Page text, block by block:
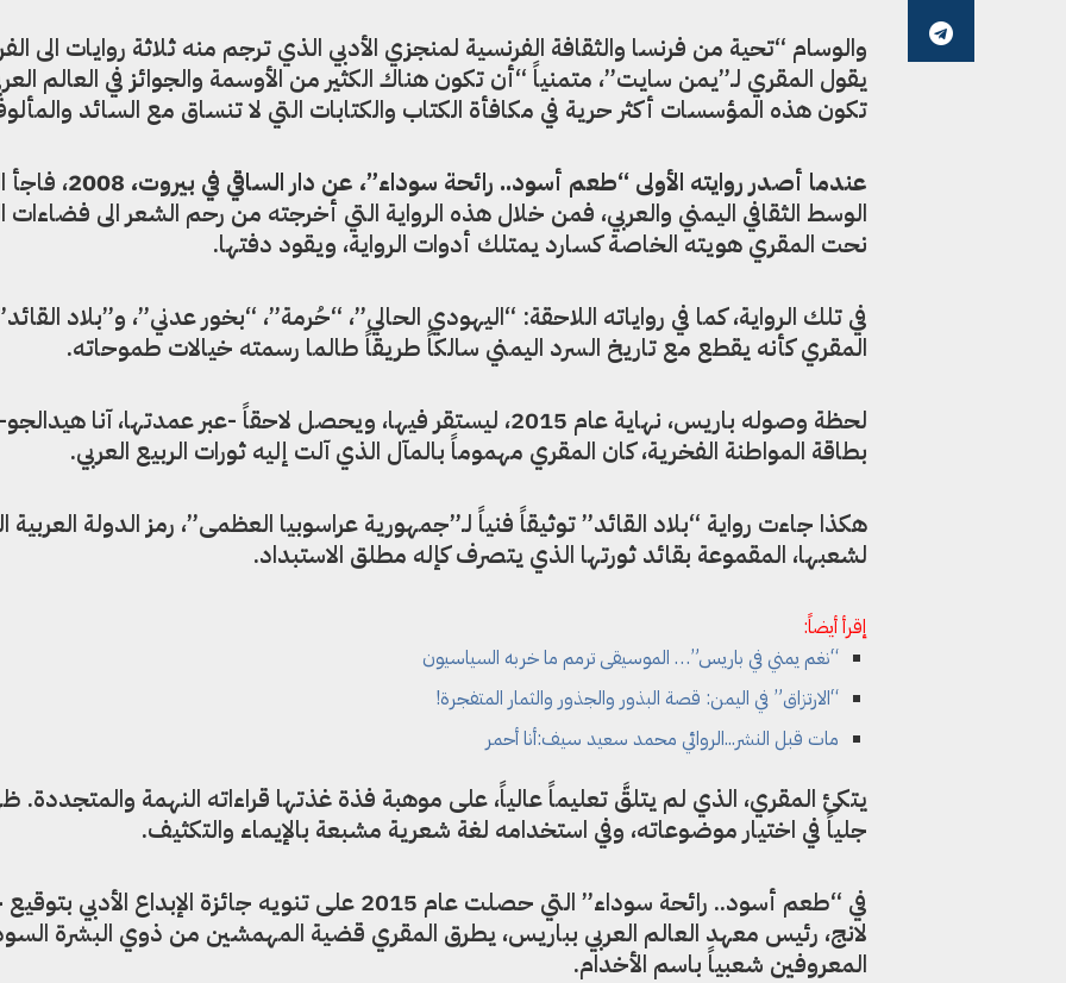
والوسام “تحية من فرنسا والثقافة الفرنسية لمنجزي الأدبي الذي ترجم منه ثلاثة روايات الى
يقول المقري لـ”يمن سايت”، متمنياً “أن تكون هناك الكثير من الأوسمة والجوائز في العالم
تكون هذه المؤسسات أكثر حرية في مكافأة الكتاب والكتابات التي لا تنساق مع السائد
عندما أصدر روايته الأولى “طعم أسود.. رائحة سوداء”، عن دار الساقي في بيروت، 2008
، فاجأ
الوسط الثقافي اليمني والعربي، فمن خلال هذه الرواية التي أخرجته من رحم الشعر الى فضاءات
نحت المقري هويته الخاصة كسارد يمتلك أدوات الرواية، ويقود دفتها.
في تلك الرواية، كما في رواياته اللاحقة: “اليهودي الحالي”، “حُرمة”، “بخور عدني”، و”بلاد
المقري كأنه يقطع مع تاريخ السرد اليمني سالكاً طريقاً طالما رسمته خيالات طموحاته.
لحظة وصوله باريس، نهاية عام 2015، ليستقر فيها، ويحصل لاحقاً -عبر عمدتها، آنا
بطاقة المواطنة الفخرية، كان المقري مهموماً بالمآل الذي آلت إليه ثورات الربيع العربي.
هكذا جاءت رواية “بلاد القائد” توثيقاً فنياً لـ”جمهورية عراسوبيا العظمى”، رمز الدولة العربية
لشعبها، المقموعة بقائد ثورتها الذي يتصرف كإله مطلق الاستبداد.
إقرأ أيضاً:
“نغم يمني في باريس”… الموسيقى ترمم ما خربه السياسيون
“الارتزاق” في اليمن: قصة البذور والجذور والثمار المتفجرة!
مات قبل النشر...الروائي محمد سعيد سيف:أنا أحمر
يتكئ المقري، الذي لم يتلقَّ تعليماً عالياً، على موهبة فذة غذتها قراءاته النهمة والمتجددة.
جلياً في اختيار موضوعاته، وفي استخدامه لغة شعرية مشبعة بالإيماء والتكثيف.
في “طعم أسود.. رائحة سوداء” التي حصلت عام 2015 على تنويه جائزة الإبداع الأدبي
لانج، رئيس معهد العالم العربي بباريس، يطرق المقري قضية المهمشين من ذوي البشرة
المعروفين شعبياً باسم الأخدام.